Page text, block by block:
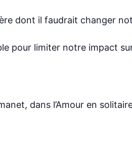
dont il faudrait changer
pour limiter notre impact
dans l’Amour en